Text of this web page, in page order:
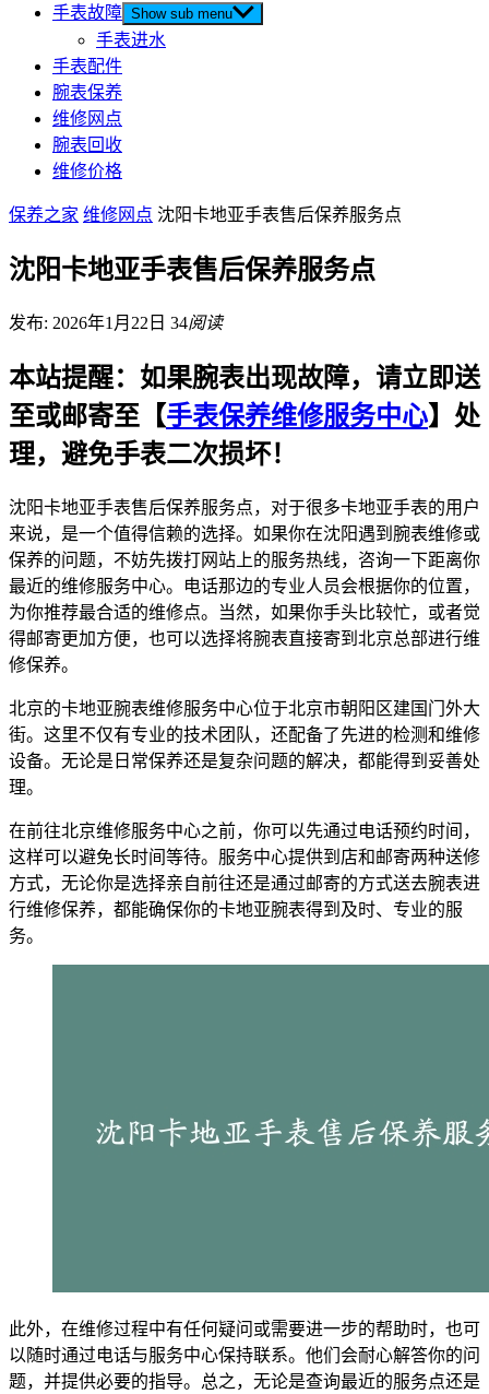
手表故障 Show sub menu
手表进水
手表配件
腕表保养
维修网点
腕表回收
维修价格
保养之家 维修网点 沈阳卡地亚手表售后保养服务点
沈阳卡地亚手表售后保养服务点
发布: 2026年1月22日 34阅读
本站提醒：如果腕表出现故障，请立即送
至或邮寄至【手表保养维修服务中心】处
理，避免手表二次损坏！
沈阳卡地亚手表售后保养服务点，对于很多卡地亚手表的用户
来说，是一个值得信赖的选择。如果你在沈阳遇到腕表维修或
保养的问题，不妨先拨打网站上的服务热线，咨询一下距离你
最近的维修服务中心。电话那边的专业人员会根据你的位置，
为你推荐最合适的维修点。当然，如果你手头比较忙，或者觉
得邮寄更加方便，也可以选择将腕表直接寄到北京总部进行维
修保养。
北京的卡地亚腕表维修服务中心位于北京市朝阳区建国门外大
街。这里不仅有专业的技术团队，还配备了先进的检测和维修
设备。无论是日常保养还是复杂问题的解决，都能得到妥善处
理。
在前往北京维修服务中心之前，你可以先通过电话预约时间，
这样可以避免长时间等待。服务中心提供到店和邮寄两种送修
方式，无论你是选择亲自前往还是通过邮寄的方式送去腕表进
行维修保养，都能确保你的卡地亚腕表得到及时、专业的服
务。
此外，在维修过程中有任何疑问或需要进一步的帮助时，也可
以随时通过电话与服务中心保持联系。他们会耐心解答你的问
题，并提供必要的指导。总之，无论是查询最近的服务点还是